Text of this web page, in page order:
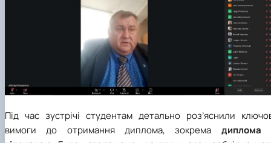
Під час зустрічі студентам детально роз’яснили
вимоги до отримання диплома, зокрема диплома